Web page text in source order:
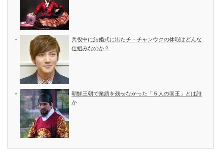
兵役中に結婚式に出たチ・チャンウクの休暇はどんな
仕組みなのか？
朝鮮王朝で業績を残せなかった「５人の国王」とは誰
か